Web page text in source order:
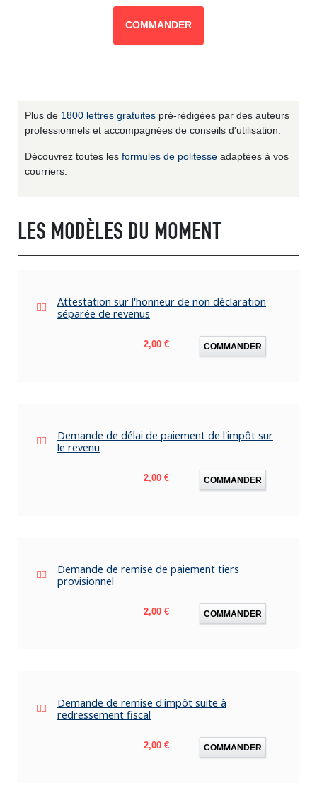
COMMANDER
Plus de 1800 lettres gratuites pré-rédigées par des auteurs
professionnels et accompagnées de conseils d'utilisation.
Découvrez toutes les formules de politesse adaptées à vos
courriers.
LES MODÈLES DU MOMENT
Attestation sur l'honneur de non déclaration
séparée de revenus
Prix
2,00 € COMMANDER
Demande de délai de paiement de l'impôt sur
le revenu
Prix
2,00 € COMMANDER
Demande de remise de paiement tiers
provisionnel
Prix
2,00 € COMMANDER
Demande de remise d'impôt suite à
redressement fiscal
Prix
2,00 € COMMANDER